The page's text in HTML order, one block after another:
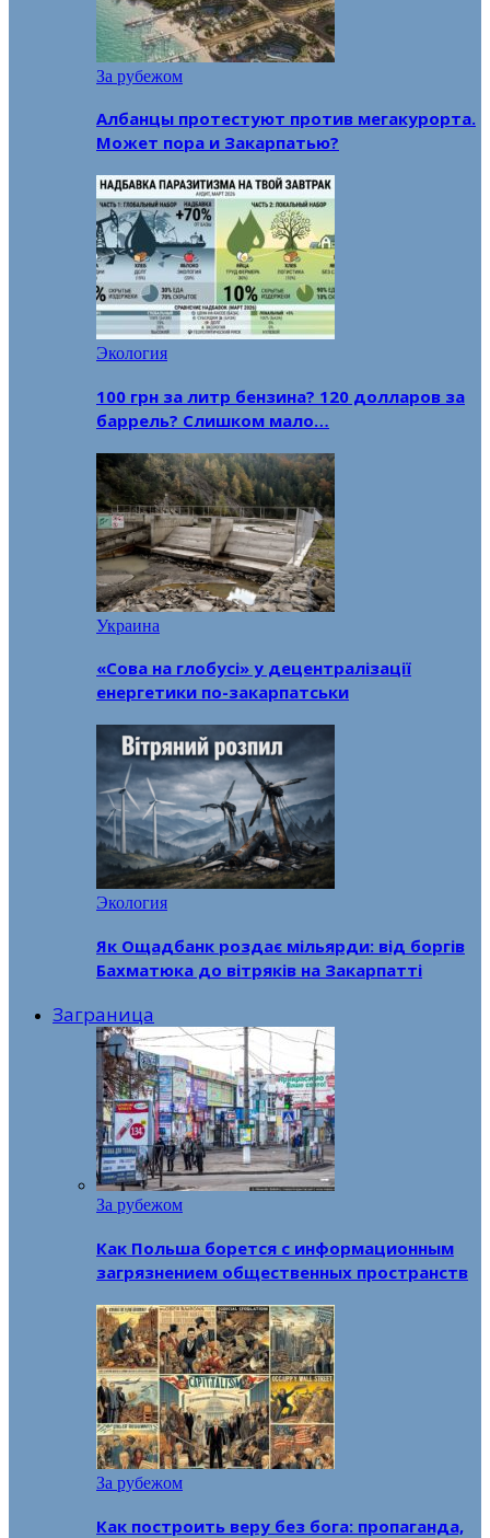
За рубежом
Албанцы протестуют против мегакурорта.
Может пора и Закарпатью?
Экология
100 грн за литр бензина? 120 долларов за
баррель? Слишком мало…
Украина
«Сова на глобусі» у децентралізації
енергетики по-закарпатськи
Экология
Як Ощадбанк роздає мільярди: від боргів
Бахматюка до вітряків на Закарпатті
Заграница
За рубежом
Как Польша борется с информационным
загрязнением общественных пространств
За рубежом
Как построить веру без бога: пропаганда,